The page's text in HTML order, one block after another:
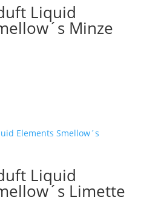
Liquid
Minze
Liquid
Limette